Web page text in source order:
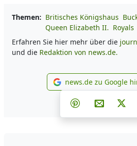
Themen: Britisches Königshaus
Queen Elizabeth II. Royals
Erfahren Sie hier mehr über die
und die Redaktion von news.de.
news.de zu Google
Teilen aufTeilen
Teilen auf
Per E-